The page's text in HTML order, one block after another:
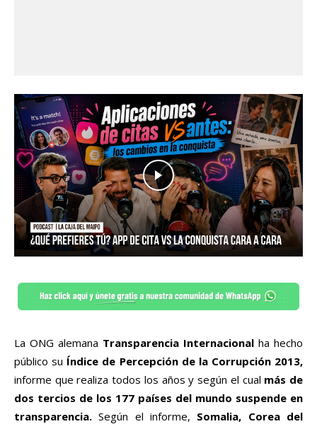
La ONG alemana Transparencia Internacional ha hecho
público su Índice de Percepción de la Corrupción 2013,
informe que realiza todos los años y según el cual más de
dos tercios de los 177 países del mundo suspende en
transparencia.Según el informe, Somalia, Corea del